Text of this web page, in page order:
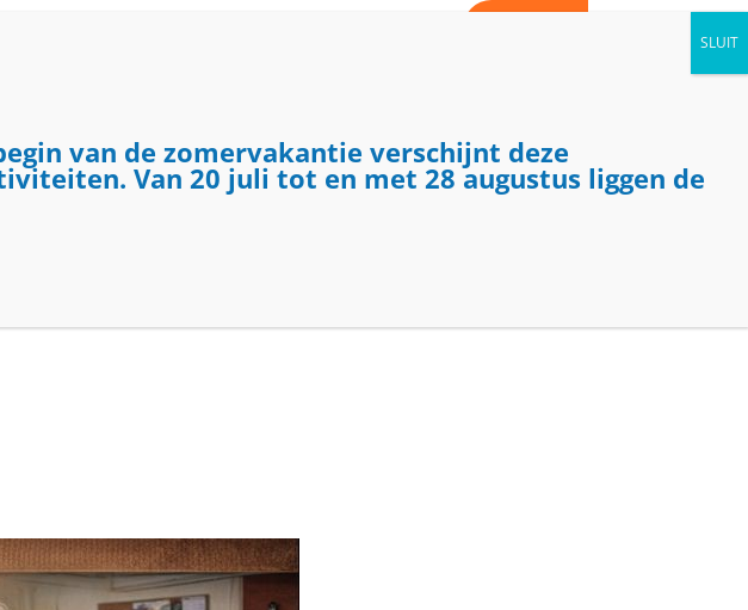
van de zomervakantie verschijnt deze
Van 20 juli tot en met 28 augustus liggen de